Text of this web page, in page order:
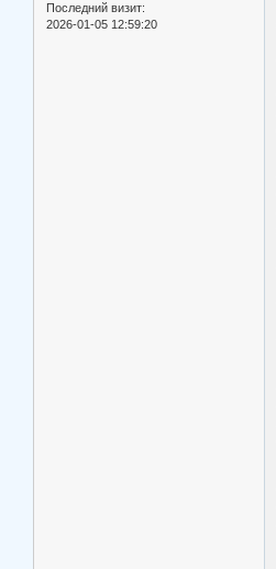
Последний визит:
2026-01-05 12:59:20